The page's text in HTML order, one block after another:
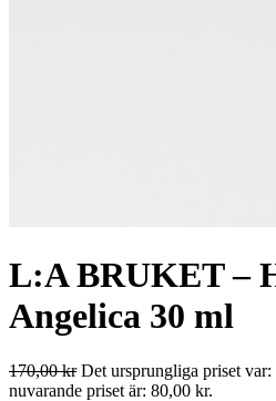
L:A BRUKET –
Angelica 30 ml
170,00kr Det ursprungliga priset var:
nuvarande priset är: 80,00 kr.